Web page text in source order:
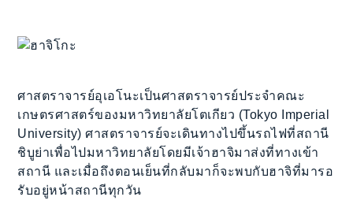
ศาสตราจารย์อุเอโนะเป็นศาสตราจารย์ประจำคณะ
เกษตรศาสตร์ของมหาวิทยาลัยโตเกียว (Tokyo Imperial
University) ศาสตราจารย์จะเดินทางไปขึ้นรถไฟที่สถานี
ชิบูย่าเพื่อไปมหาวิทยาลัยโดยมีเจ้าฮาจิมาส่งที่ทางเข้า
สถานี และเมื่อถึงตอนเย็นที่กลับมาก็จะพบกับฮาจิที่มารอ
รับอยู่หน้าสถานีทุกวัน